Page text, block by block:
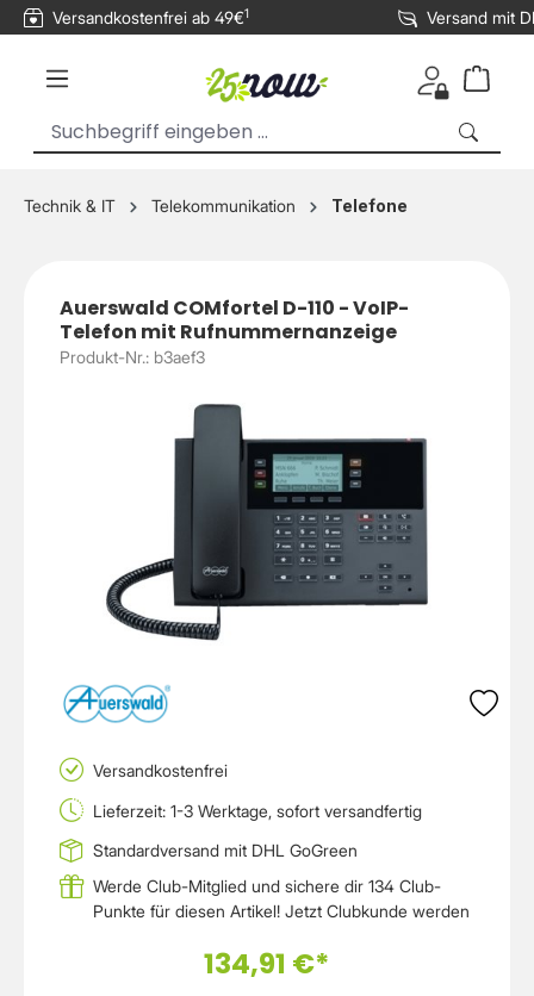
springen
Versandkostenfrei ab 49€1 Versand mit
Technik & IT Telekommunikation Telefone
Auerswald COMfortel D-110 - VoIP-
Telefon mit Rufnummernanzeige
Produkt-Nr.: b3aef3
Versandkostenfrei
Lieferzeit: 1-3 Werktage, sofort versandfertig
Standardversand mit DHL GoGreen
Werde Club-Mitglied und sichere dir 134 Club-
Punkte für diesen Artikel! Jetzt Clubkunde werden
134,91 €*